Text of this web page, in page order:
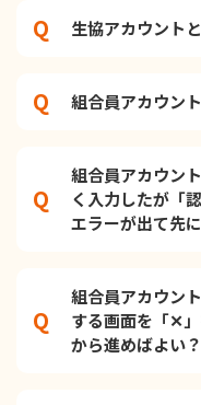
生協アカウント
組合員アカウン
組合員アカウン
く入力したが「
エラーが出て先
組合員アカウン
する画面を「✕
から進めばよい？